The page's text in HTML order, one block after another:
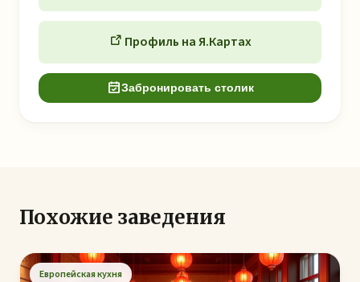
Профиль на Я.Картах
Забронировать столик
Похожие заведения
Европейская кухня